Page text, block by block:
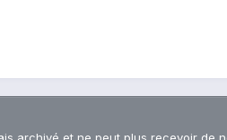
archivé et ne peut plus recevoir de